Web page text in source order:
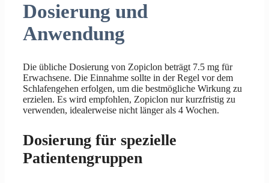
Dosierung und
Anwendung
Die übliche Dosierung von Zopiclon beträgt 7.5 mg für
Erwachsene. Die Einnahme sollte in der Regel vor dem
Schlafengehen erfolgen, um die bestmögliche Wirkung zu
erzielen. Es wird empfohlen, Zopiclon nur kurzfristig zu
verwenden, idealerweise nicht länger als 4 Wochen.
Dosierung für spezielle
Patientengruppen